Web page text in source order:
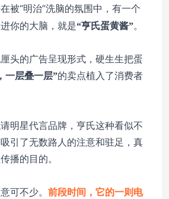
被“明治”洗脑的氛围中，有一个
你的大脑，就是“亨氏蛋黄酱”。
头的广告呈现形式，硬生生把蛋
一层叠一层”的卖点植入了消费者
明星代言品牌，亨氏这种看似不
引了无数路人的注意和驻足，真
播的目的。
可不少。 前段时间，它的一则电